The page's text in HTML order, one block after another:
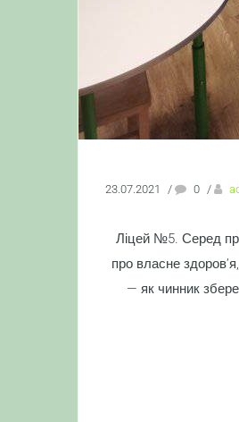
23.07.2021 / 0 /
Ліцей №5. Серед
про власне
— як чин­ник